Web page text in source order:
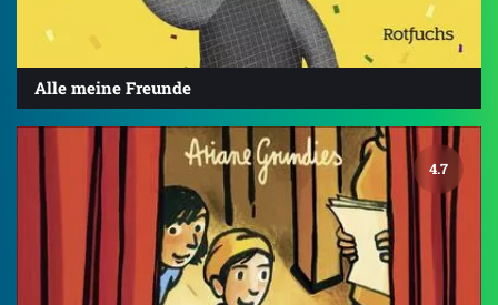
Alle meine Freunde
4.7